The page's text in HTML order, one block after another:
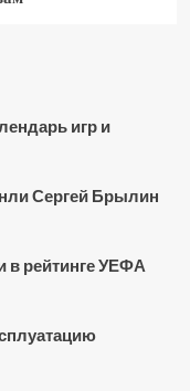
игр и
Сергей Брылин
в рейтинге УЕФА